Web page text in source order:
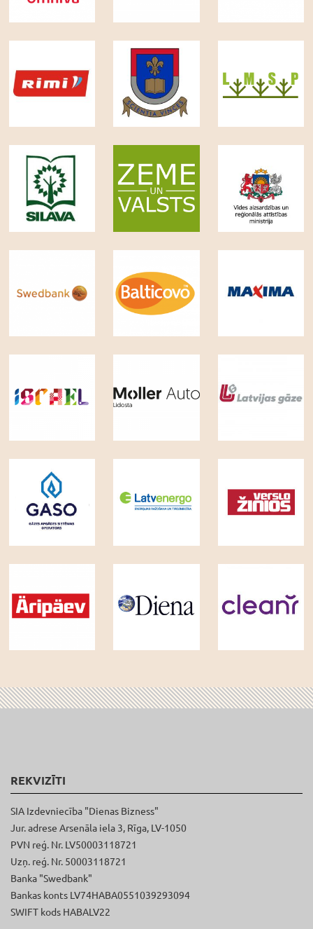
REKVIZĪTI
SIA Izdevniecība "Dienas Bizness"
Jur. adrese Arsenāla iela 3, Rīga, LV-1050
PVN reģ. Nr. LV50003118721
Uzņ. reģ. Nr. 50003118721
Banka "Swedbank"
Bankas konts LV74HABA0551039293094
SWIFT kods HABALV22